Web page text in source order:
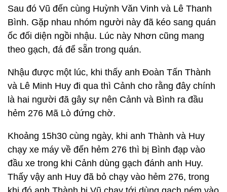
Sau đó Vũ đến cùng Huỳnh Văn Vinh và Lê Thanh
Bình. Gặp nhau nhóm người này đã kéo sang quán
ốc đối diện ngồi nhậu. Lúc này Nhơn cũng mang
theo gạch, đá để sẵn trong quán.
Nhậu được một lúc, khi thấy anh Đoàn Tấn Thành
và Lê Minh Huy đi qua thì Cảnh cho rằng đây chính
là hai người đã gây sự nên Cảnh và Bình ra đầu
hẻm 276 Mã Lò đứng chờ.
Khoảng 15h30 cùng ngày, khi anh Thành và Huy
chạy xe máy về đến hẻm 276 thì bị Bình đạp vào
đầu xe trong khi Cảnh dùng gạch đánh anh Huy.
Thấy vậy anh Huy đã bỏ chạy vào hẻm 276, trong